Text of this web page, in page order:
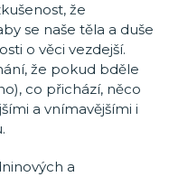
že
se naše těla a duše
o věci vezdejší.
že pokud bděle
co přichází, něco
a vnímavějšími i
a